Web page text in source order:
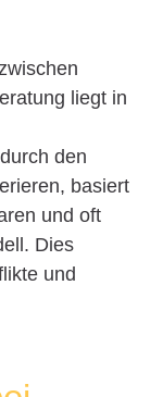
liegt in
den
basiert
und oft
Dies
und